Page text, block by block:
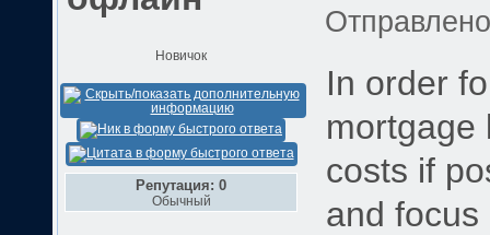
Новичок
Репутация: 0
Обычный
In order
mortgage
costs if
and